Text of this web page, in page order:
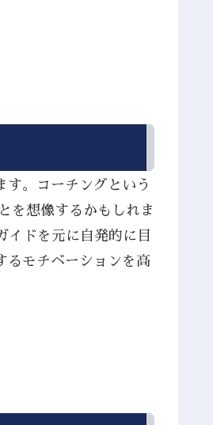
。コーチングという
を想像するかもしれま
ドを元に自発的に目
るモチベーションを高